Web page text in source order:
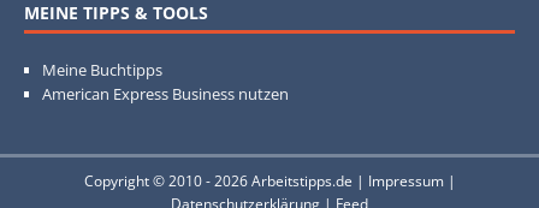
MEINE TIPPS & TOOLS
Meine Buchtipps
American Express Business nutzen
Copyright © 2010 - 2026Arbeitstipps.de | Impressum|